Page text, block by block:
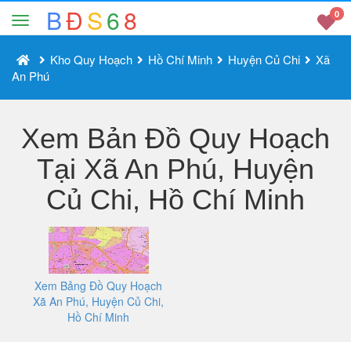
BĐS68 0
Kho Quy Hoạch Hồ Chí Minh Huyện Củ Chi
Xã
An Phú
Xem Bản Đồ Quy Hoạch
Tại Xã An Phú, Huyện
Củ Chi, Hồ Chí Minh
Xem Bảng Đồ Quy Hoạch
Xã An Phú, Huyện Củ Chi,
Hồ Chí Minh